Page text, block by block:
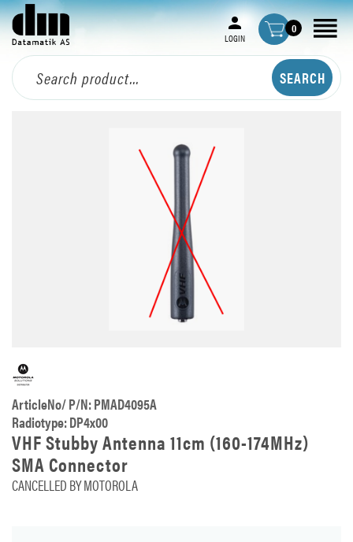
LOGIN
0
ArticleNo/ P/N: PMAD4095A
Radiotype: DP4x00
VHF Stubby Antenna 11cm (160-174MHz)
SMA Connector
CANCELLED BY MOTOROLA